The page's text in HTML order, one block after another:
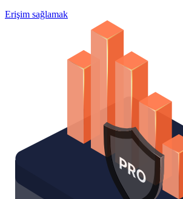
Erişim sağlamak